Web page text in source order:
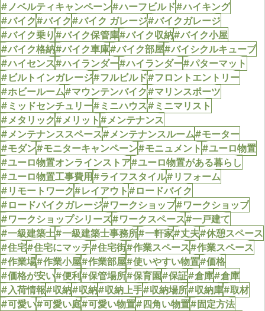
#ノベルティキャンペーン#ハーフビルド#ハイキング
#バイク#バイク#バイク ガレージ#バイクガレージ
#バイク乗り#バイク保管庫#バイク収納#バイク小屋
#バイク格納#バイク車庫#バイク部屋#バイシクルキューブ
#ハイセンス#ハイランダー#ハイランダー#パターマット
#ビルトインガレージ#フルビルド#フロントエントリー
#ホビールーム#マウンテンバイク#マリンスポーツ
#ミッドセンチュリー#ミニハウス#ミニマリスト
#メタリック#メリット#メンテナンス
#メンテナンススペース#メンテナンスルーム#モーター
#モダン#モニターキャンペーン#モニュメント#ユーロ物置
#ユーロ物置オンラインストア#ユーロ物置がある暮らし
#ユーロ物置工事費用#ライフスタイル#リフォーム
#リモートワーク#レイアウト#ロードバイク
#ロードバイクガレージ#ワークショップ#ワークショップ
#ワークショップシリーズ#ワークスペース#一戸建て
#一級建築士#一級建築士事務所#一軒家#丈夫#休憩スペース
#住宅#住宅にマッチ#住宅街#作業スペース#作業スペース
#作業場#作業小屋#作業部屋#使いやすい物置#価格
#価格が安い#便利#保管場所#保育園#保証#倉庫#倉庫
#入荷情報#収納#収納#収納上手#収納場所#収納庫#取材
#可愛い#可愛い庭#可愛い物置#四角い物置#固定方法